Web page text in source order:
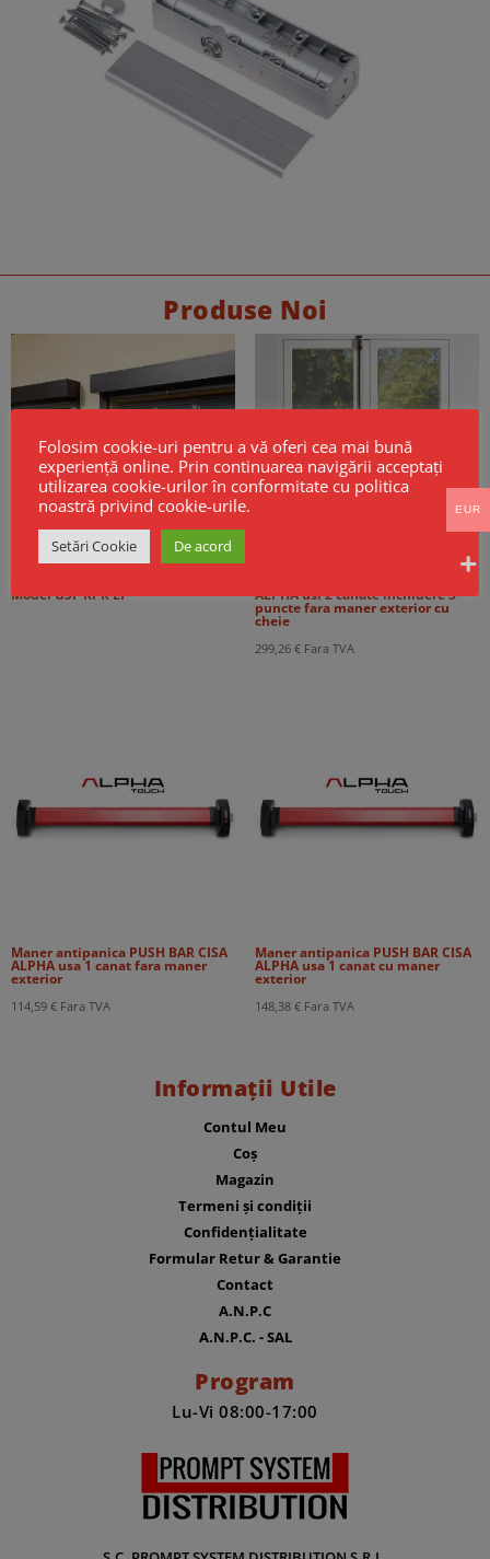
Produse Noi
Model GSF KPR EI ALPHA usi 2 canate inchidere 3
puncte fara maner exterior cu
cheie
299,26 € Fara TVA
Maner antipanica PUSH BAR CISA
ALPHA usa 1 canat fara maner
exterior
114,59 € Fara TVA
Maner antipanica PUSH BAR CISA
ALPHA usa 1 canat cu maner
exterior
148,38 € Fara TVA
Informații Utile
Contul Meu
Coș
Magazin
Termeni și condiții
Confidențialitate
Formular Retur & Garantie
Contact
A.N.P.C
A.N.P.C. - SAL
Program
Lu-Vi 08:00-17:00
Folosim cookie-uri pentru a vă oferi cea mai bună
experiență online. Prin continuarea navigării acceptați
utilizarea cookie-urilor în conformitate cu politica
noastră privind cookie-urile.
Setări Cookie De acord
EUR